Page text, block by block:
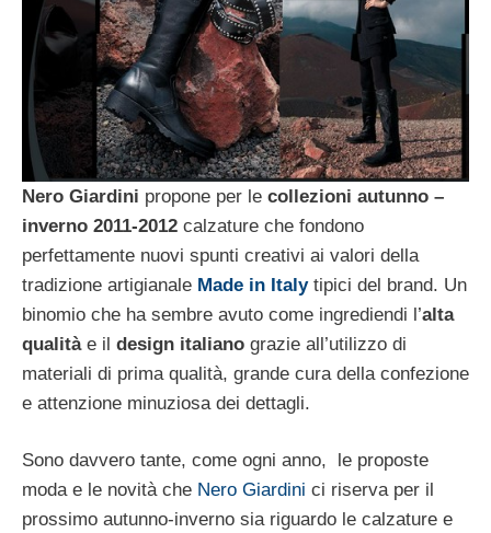
Nero Giardini propone per le collezioni autunno –
inverno 2011-2012 calzature che fondono
perfettamente nuovi spunti creativi ai valori della
tradizione artigianale Made in Italytipici del brand. Un
binomio che ha sembre avuto come ingrediendi l’alta
qualitàe il design italiano grazie all’utilizzo di
materiali di prima qualità, grande cura della confezione
e attenzione minuziosa dei dettagli.
Sono davvero tante, come ogni anno, le proposte
moda e le novità che Nero Giardini ci riserva per il
prossimo autunno-inverno sia riguardo le calzature e